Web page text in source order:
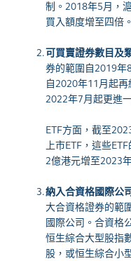
制。2018年5月，
買入額度增至四倍。
可買賣證券數目及
券的範圍自2019年
自2020年11月起再
2022年7月起更進
ETF方面，截至
上市ETF，這些
2億港元增至2023
納入合資格國際公
大合資格證券的範
國際公司。合資格
恒生綜合大型股指
股，或恒生綜合小